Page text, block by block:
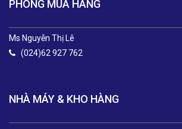
PHÒNG MUA HÀNG
Ms Nguyễn Thị Lê
(024)62 927 762
NHÀ MÁY & KHO HÀNG